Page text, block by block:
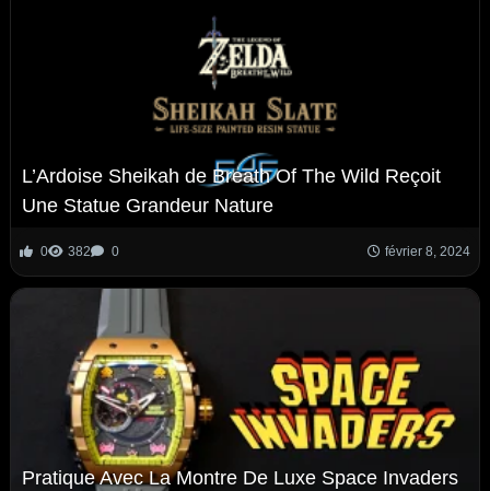
L’Ardoise Sheikah de Breath Of The Wild Reçoit
Une Statue Grandeur Nature
0 382 0 février 8, 2024
Pratique Avec La Montre De Luxe Space Invaders